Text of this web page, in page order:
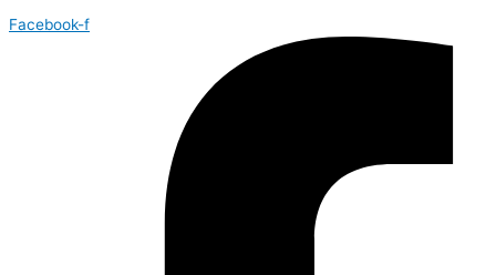
Facebook-f